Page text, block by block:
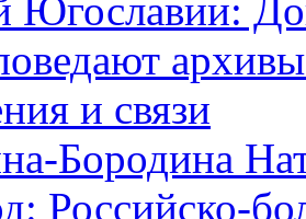
Югославии:
и связи
Бородина
Российско-